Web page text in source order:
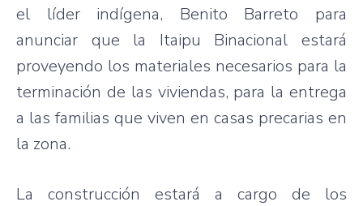
el líder indígena, Benito Barreto para
anunciar que la Itaipu Binacional estará
proveyendo los materiales necesarios para la
terminación de las viviendas, para la entrega
a las familias que viven en casas precarias en
la zona.
La construcción estará a cargo de los